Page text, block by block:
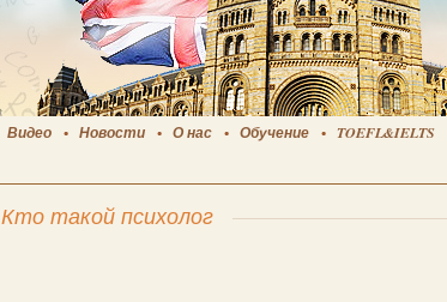
Видео Новости О нас Обучение TOEFL&IELTS
Кто такой психолог